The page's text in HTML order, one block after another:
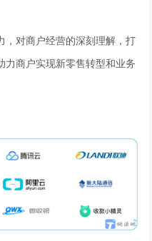
，对商户经营的深刻理解，打
力商户实现新零售转型和业务